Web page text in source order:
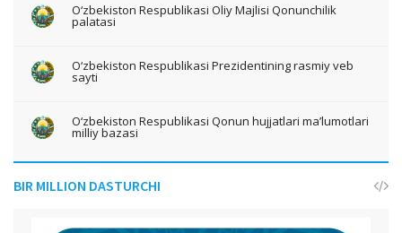
O‘zbekiston Respublikasi Oliy Majlisi Qonunchilik
palatasi
O‘zbekiston Respublikasi Prezidentining rasmiy veb
sayti
O‘zbekiston Respublikasi Qonun hujjatlari ma’lumotlari
milliy bazasi
BIR MILLION DASTURCHI